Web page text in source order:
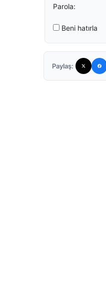
Parola:
Beni hatırla
Paylaş: